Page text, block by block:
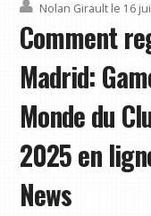
Nolan Girault le 16
Comment
Madrid:
Monde du
2025 en
News